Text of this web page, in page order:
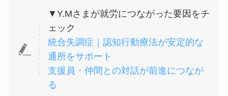
▼Y.Mさまが就労につながった要因をチ
ェック
統合失調症｜認知行動療法が安定的な
通所をサポート
支援員・仲間との対話が前進につなが
る